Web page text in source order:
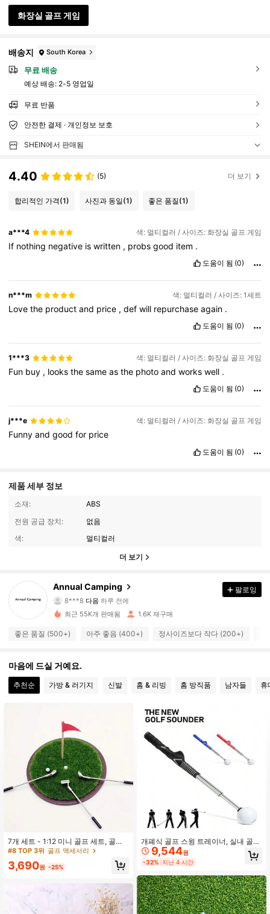
화장실 골프 게임
배송지 South Korea
무료 배송
예상 배송: 2-5 영업일
무료 반품
안전한 결제 · 개인정보 보호
SHEIN에서 판매됨
4.40 (5) 더 보기
합리적인 가격(1) 사진과 동일(1) 좋은 품질(1)
a***4 색: 멀티컬러 / 사이즈: 화장실 골프 게임
If nothing negative iswritten , probsgood item .
도움이 됨 (0)
n***m 색: 멀티컬러 / 사이즈: 1세트
Lovethe productand price ,defwill repurchaseagain .
도움이 됨 (0)
1***3 색: 멀티컬러 / 사이즈: 화장실 골프 게임
Fun buy , looksthesameasthe photoandworkswell .
도움이 됨 (0)
j***e 색: 멀티컬러 / 사이즈: 화장실 골프 게임
Funnyandgoodfor price
도움이 됨 (0)
제품 세부 정보
소재:
ABS
전원 공급 장치:
없음
색:
멀티컬러
더 보기
Annual Camping
4.74
753 팔로워
다음
하루 전에
g***a 가 탐색 중입니다
4.74
753 팔로워
4.74
4.74
4.74 753 팔로워
4.74 753 팔로워
753 팔로워
4.74 753 팔로워
753 팔로워
팔로잉
최근 55K개 판매됨 1.6K 재구매
좋은 품질 (500+) 아주 좋음 (400+) 정사이즈보다 작다 (200+)
마음에 드실 거예요.
추천순 가방 & 러기지 신발 홈 & 리빙 홈 방직품 남자들 휴
7개 세트 - 1:12 미니 골프 세트, 골프
클럽, 잔디, 사실적인 잔디 장면 소품
촬영 소품, 미니 풍경 장식용
#8 TOP 3위 골프 액세서리
3,690원 -25%
개폐식 골프 스윙 트레이너, 실내 골프
연습 로드 사운드 효과, 골프 스윙 모
션 연습에 적합
9,544원
-32% 지난 4 시간